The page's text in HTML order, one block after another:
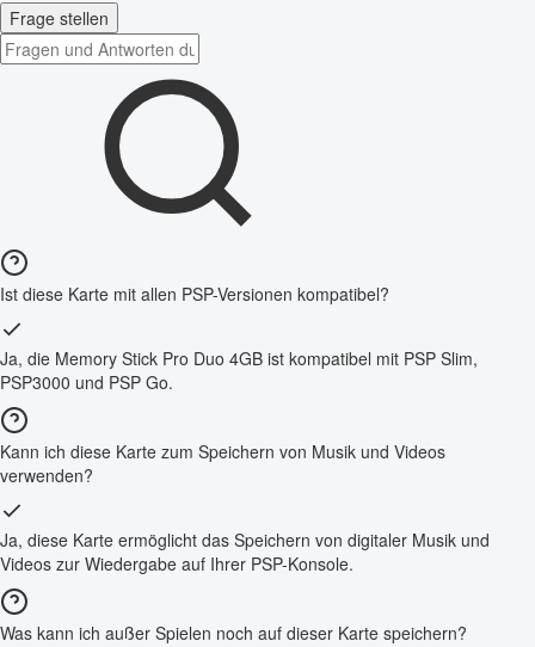
Frage stellen
Ist diese Karte mit allen PSP-Versionen kompatibel?
Ja, die Memory Stick Pro Duo 4GB ist kompatibel mit PSP Slim,
PSP3000 und PSP Go.
Kann ich diese Karte zum Speichern von Musik und Videos
verwenden?
Ja, diese Karte ermöglicht das Speichern von digitaler Musik und
Videos zur Wiedergabe auf Ihrer PSP-Konsole.
Was kann ich außer Spielen noch auf dieser Karte speichern?